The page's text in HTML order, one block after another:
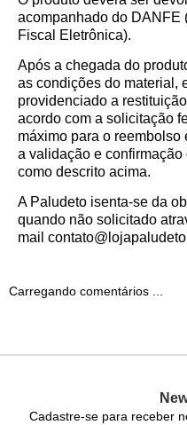
acompanhado do DANFE
Fiscal Eletrônica).
Após a chegada do
as condições do material,
providenciado a
acordo com a solicitação
máximo para o
a validação e confirmação
como descrito acima.
A Paludeto isenta-se da
quando não solicitado
mail c
Carregando comentários ...
Cadastre-se para receber